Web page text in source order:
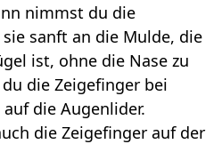
nimmst du die
sanft an die Mulde, die
ist, ohne die Nase zu
die Zeigefinger bei
die Augenlider.
die Zeigefinger auf der